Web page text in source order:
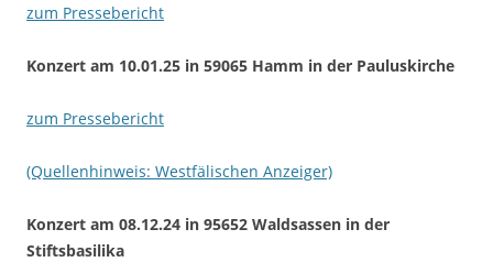
zum Pressebericht
Konzert am 10.01.25 in 59065 Hamm in der Pauluskirche
zum Pressebericht
(Quellenhinweis: Westfälischen Anzeiger)
Konzert am 08.12.24 in 95652 Waldsassen in der
Stiftsbasilika